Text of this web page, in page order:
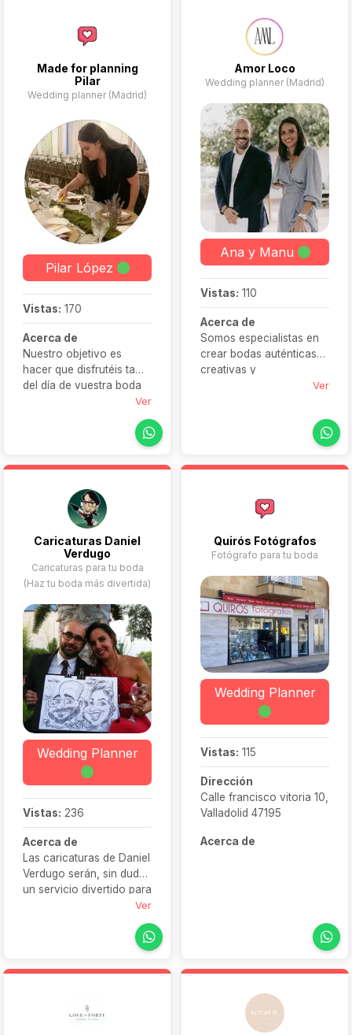
Made for planning
Pilar
Wedding planner (Madrid)
Pilar López
Vistas: 170
Acerca de
Nuestro objetivo es
hacer que disfrutéis tanto
del día de vuestra boda
momento, de forma
Ver
Amor Loco
Wedding planner (Madrid)
Ana y Manu
Vistas: 110
Acerca de
Somos especialistas en
crear bodas auténticas,
creativas y
personalizadas. Bodas
esencia como pareja. No
Nos encanta crear junto
Ver
Caricaturas Daniel
Verdugo
Caricaturas para tu boda
(Haz tu boda más divertida)
Wedding Planner
Vistas: 236
Acerca de
Las caricaturas de Daniel
Verdugo serán, sin duda,
un servicio divertido para
todos vuestros invitados
autorretrato os realizará
conservarlas para el
Ver
Quirós Fotógrafos
Fotógrafo para tu boda
Wedding Planner
Vistas: 115
Dirección
Calle francisco vitoria 10,
Valladolid 47195
Acerca de